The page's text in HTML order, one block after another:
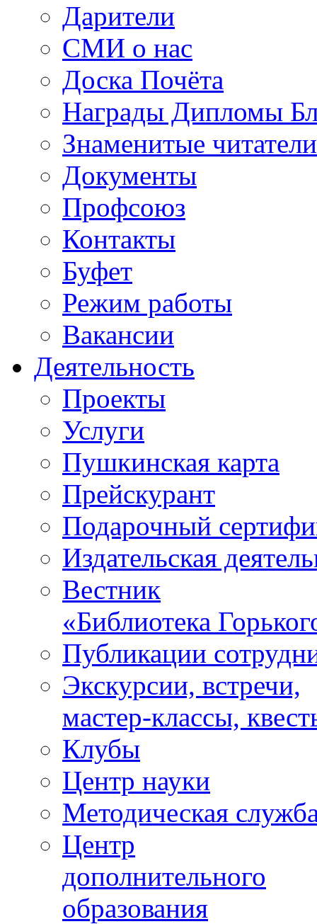
Дарители
СМИ о нас
Доска Почёта
Награды Дипломы
Знаменитые
Документы
Профсоюз
Контакты
Буфет
Режим работы
Вакансии
Деятельность
Проекты
Услуги
Пушкинская карта
Прейскурант
Подарочный
Издательская
Вестник
«Библиотека
Публикации
Экскурсии, встречи,
мастер-классы,
Клубы
Центр науки
Методическая
Центр
дополнительного
образования